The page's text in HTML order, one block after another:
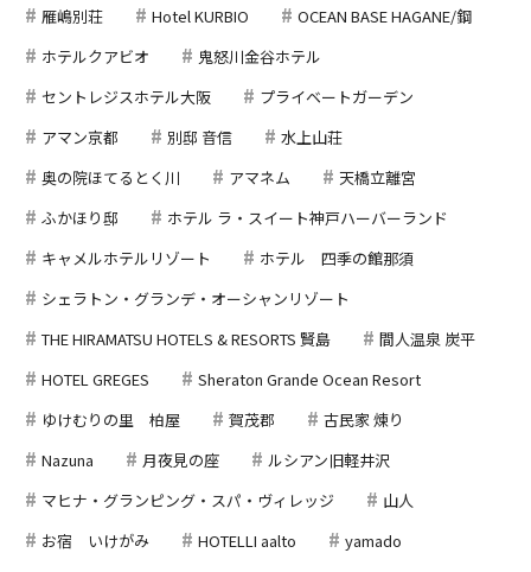
雁嶋別荘
Hotel KURBIO
OCEAN BASE HAGANE/鋼
ホテルクアビオ
鬼怒川金谷ホテル
セントレジスホテル大阪
プライベートガーデン
アマン京都
別邸 音信
水上山荘
奥の院ほてるとく川
アマネム
天橋立離宮
ふかほり邸
ホテル ラ・スイート神戸ハーバーランド
キャメルホテルリゾート
ホテル 四季の館那須
シェラトン・グランデ・オーシャンリゾート
THE HIRAMATSU HOTELS & RESORTS 賢島
間人温泉 炭平
HOTEL GREGES
Sheraton Grande Ocean Resort
ゆけむりの里 柏屋
賀茂郡
古民家 煉り
Nazuna
月夜見の座
ルシアン旧軽井沢
マヒナ・グランピング・スパ・ヴィレッジ
山人
お宿 いけがみ
HOTELLI aalto
yamado